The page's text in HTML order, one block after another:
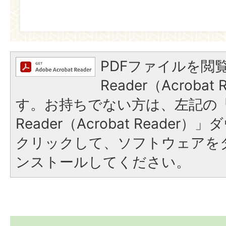
PDFファイルを閲
Reader（Acrobat
す。お持ちでない方は、左記の
Reader（Acrobat Reader）」
クリックして、ソフトウェア
ンストールしてください。